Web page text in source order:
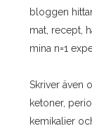
bloggen
mat, recept,
mina n=1
Skriver även
ketoner,
kemikalier